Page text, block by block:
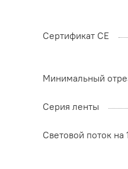
Сертификат CE
Минимальный
Серия ленты
Световой поток на